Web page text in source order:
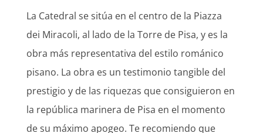
La Catedral se sitúa en el centro de la Piazza
dei Miracoli, al lado de la Torre de Pisa, y es la
obra más representativa del estilo románico
pisano. La obra es un testimonio tangible del
prestigio y de las riquezas que consiguieron en
la república marinera de Pisa en el momento
de su máximo apogeo. Te recomiendo que